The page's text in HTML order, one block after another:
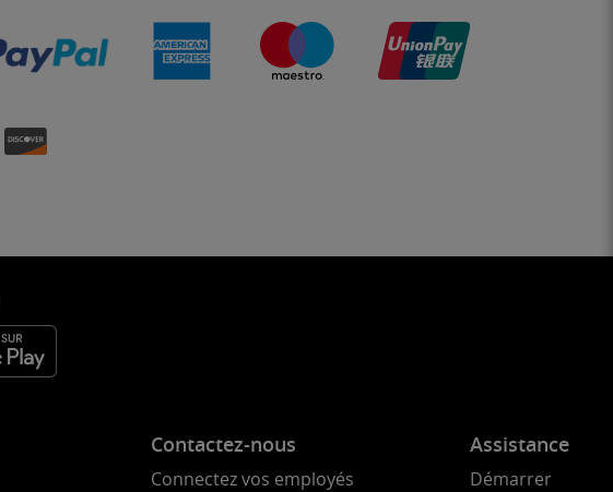
Contactez-nous
Connectez vos employés
Assistance
Démarrer